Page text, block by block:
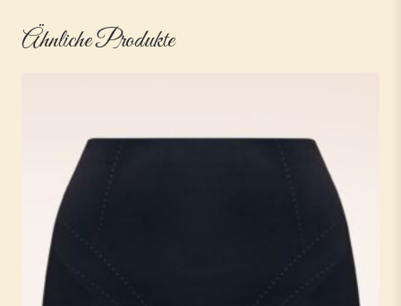
Ähnliche Produkte